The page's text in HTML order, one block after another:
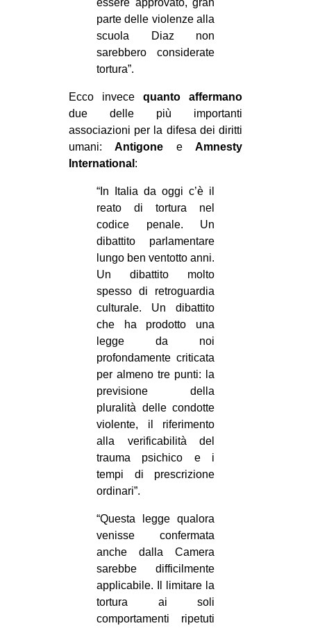
parte delle violenze alla
scuola Diaz non
sarebbero considerate
tortura”.
Ecco invece quanto affermano
due delle più importanti
associazioni per la difesa dei diritti
umani:Antigone eAmnesty
International :
“In Italia da oggi c’è il
reato di tortura nel
codice penale. Un
dibattito parlamentare
lungo ben ventotto anni.
Un dibattito molto
spesso di retroguardia
culturale. Un dibattito
che ha prodotto una
legge da noi
profondamente criticata
per almeno tre punti: la
previsione della
pluralità delle condotte
violente, il riferimento
alla verificabilità del
trauma psichico e i
tempi di prescrizione
ordinari”.
“Questa legge qualora
venisse confermata
anche dalla Camera
sarebbe difficilmente
applicabile. Il limitare la
tortura ai soli
comportamenti ripetuti